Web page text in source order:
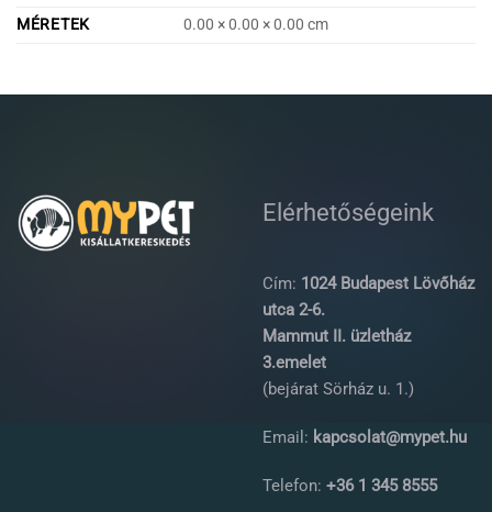
MÉRETEK
0.00 × 0.00 × 0.00 cm
Elérhetőségeink
Cím: 1024 Budapest Lövőház
utca 2-6.
Mammut II. üzletház
3.emelet
(bejárat Sörház u. 1.)
Email: kapcsolat@mypet.hu
Telefon: +36 1 345 8555